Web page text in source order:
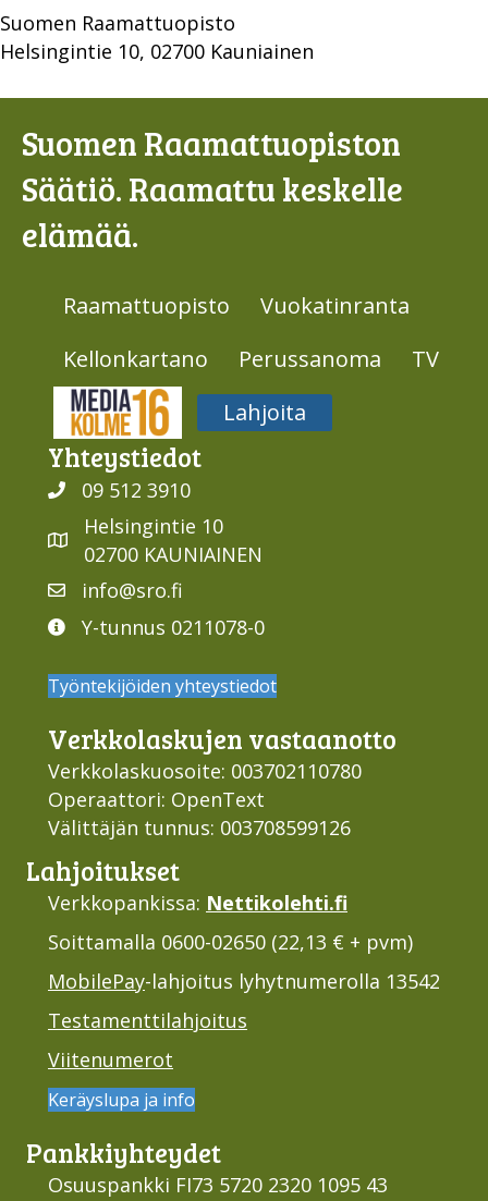
Suomen Raamattuopisto
Helsingintie 10, 02700 Kauniainen
Suomen Raamattuopiston
Säätiö. Raamattu keskelle
elämää.
Raamattuopisto
Vuokatinranta
Kellonkartano
Perussanoma
TV
Media316
Lahjoita
Yhteys­tiedot
09 512 3910
Helsingintie 10
02700 KAUNIAINEN
info@sro.fi
Y-tunnus 0211078-0
Työntekijöiden yhteystiedot
Verkko­laskujen vastaan­otto
Verkkolaskuosoite: 003702110780
Operaattori: OpenText
Välittäjän tunnus: 003708599126
Lahjoi­tukset
Verkkopankissa: Nettikolehti.fi
Soittamalla 0600-02650 (22,13 € + pvm)
MobilePay-lahjoitus lyhytnumerolla 13542
Testamenttilahjoitus
Viitenumerot
Keräyslupa ja info
Pankki­yhteydet
Osuuspankki FI73 5720 2320 1095 43